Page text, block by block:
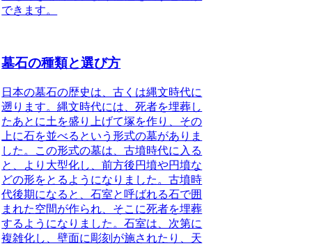
できます。
墓石の種類と選び方
日本の墓石の歴史は、古くは縄文時代に
遡ります。縄文時代には、死者を埋葬し
たあとに土を盛り上げて塚を作り、その
上に石を並べるという形式の墓がありま
した。この形式の墓は、古墳時代に入る
と、より大型化し、前方後円墳や円墳な
どの形をとるようになりました。古墳時
代後期になると、石室と呼ばれる石で囲
まれた空間が作られ、そこに死者を埋葬
するようになりました。石室は、次第に
複雑化し、壁面に彫刻が施されたり、天